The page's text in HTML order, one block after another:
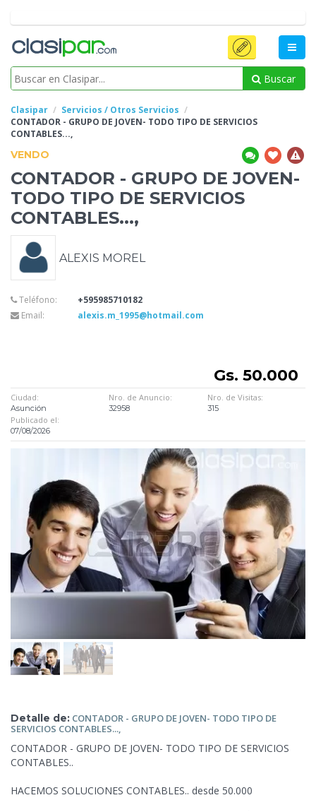
Buscar
Clasipar
Servicios / Otros Servicios
CONTADOR - GRUPO DE JOVEN- TODO TIPO DE SERVICIOS
CONTABLES...,
VENDO
CONTADOR - GRUPO DE JOVEN-
TODO TIPO DE SERVICIOS
CONTABLES...,
ALEXIS MOREL
Teléfono:
+595985710182
Email:
alexis.m_1995@hotmail.com
Gs. 50.000
Ciudad:
Asunción
Nro. de Anuncio:
32958
Nro. de Visitas:
315
Publicado el:
07/08/2026
Detalle de: CONTADOR - GRUPO DE JOVEN- TODO TIPO DE
SERVICIOS CONTABLES...,
CONTADOR - GRUPO DE JOVEN- TODO TIPO DE SERVICIOS
CONTABLES..
HACEMOS SOLUCIONES CONTABLES.. desde 50.000